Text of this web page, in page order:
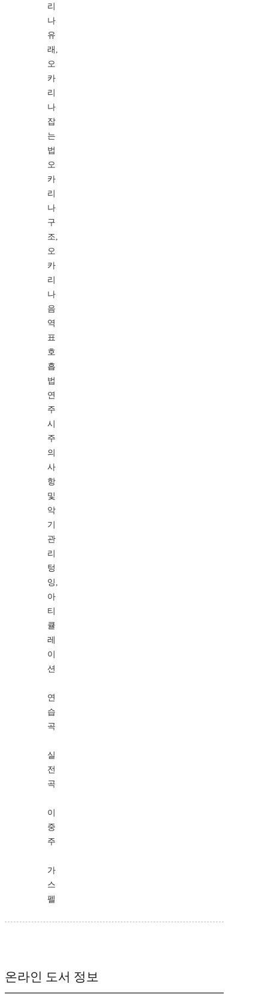
리
나
유
래,
오
카
리
나
잡
는
법
오
카
리
나
구
조,
오
카
리
나
음
역
표
호
흡
법
연
주
시
주
의
사
항
및
악
기
관
리
텅
잉,
아
티
큘
레
이
션
연
습
곡
실
전
곡
이
중
주
가
스
펠
온라인 도서 정보